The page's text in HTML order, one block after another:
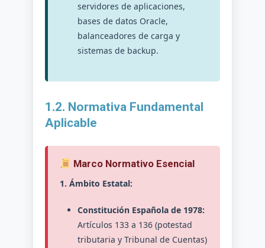
servidores de aplicaciones,
bases de datos Oracle,
balanceadores de carga y
sistemas de backup.
1.2. Normativa Fundamental
Aplicable
Marco Normativo Esencial
1. Ámbito Estatal:
Constitución Española de 1978:
Artículos 133 a 136 (potestad
tributaria y Tribunal de Cuentas)